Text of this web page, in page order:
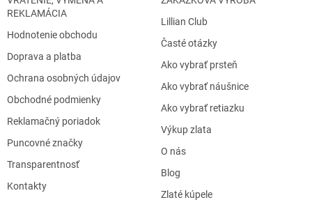
REKLAMÁCIA
Hodnotenie obchodu
Doprava a platba
Ochrana osobných údajov
Obchodné podmienky
Reklamačný poriadok
Puncovné značky
Transparentnosť
Kontakty
Lillian Club
Časté otázky
Ako vybrať prsteň
Ako vybrať náušnice
Ako vybrať retiazku
Výkup zlata
O nás
Blog
Zlaté kúpele